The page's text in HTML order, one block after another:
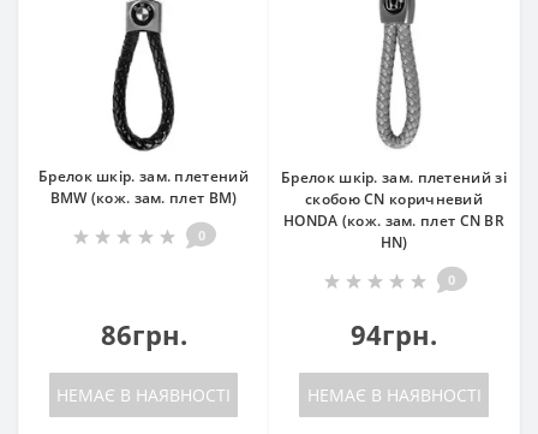
Брелок шкір. зам. плетений
BMW (кож. зам. плет BM)
0
86грн.
НЕМАЄ В НАЯВНОСТІ
Брелок шкір. зам. плетений зі
скобою CN коричневий
HONDA (кож. зам. плет CN BR
HN)
0
94грн.
НЕМАЄ В НАЯВНОСТІ